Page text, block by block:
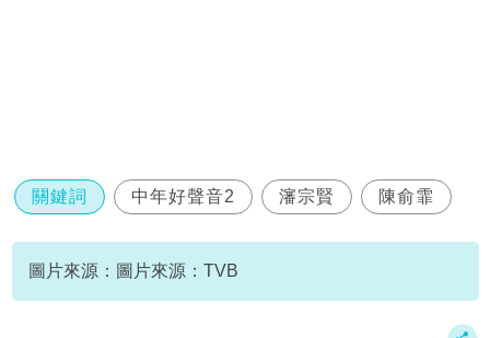
關鍵詞 中年好聲音2 瀋宗賢 陳俞霏
圖片來源：圖片來源：TVB